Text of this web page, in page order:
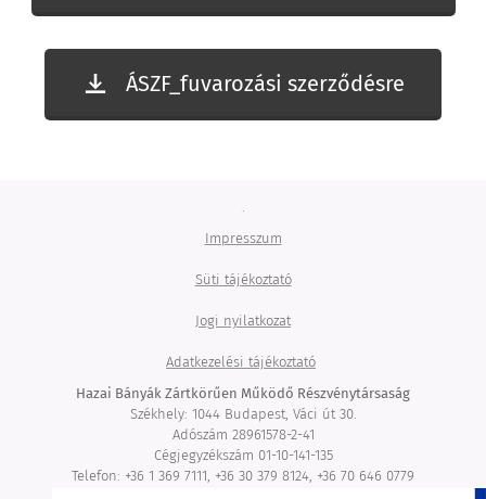
ÁSZF_fuvarozási szerződésre
.
Impresszum
Süti tájékoztató
Jogi nyilatkozat
Adatkezelési tájékoztató
Hazai Bányák Zártkörűen Működő Részvénytársaság
Székhely: 1044 Budapest, Váci út 30.
Adószám 28961578-2-41
Cégjegyzékszám 01-10-141-135
Telefon: +36 1 369 7111, +36 30 379 8124, +36 70 646 0779